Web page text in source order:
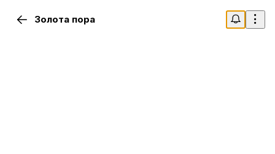
Золота пора